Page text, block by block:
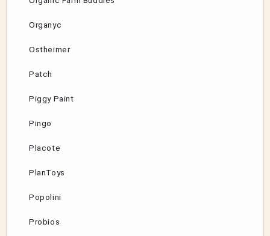
Organyc
Ostheimer
Patch
Piggy Paint
Pingo
Placote
PlanToys
Popolini
Probios